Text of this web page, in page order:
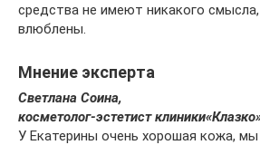
средства не имеют никакого
влюблены.
Мнение эксперта
Светлана Соина,
косметолог-эстетист клиники«Клазко
У Екатерины очень хорошая кожа,